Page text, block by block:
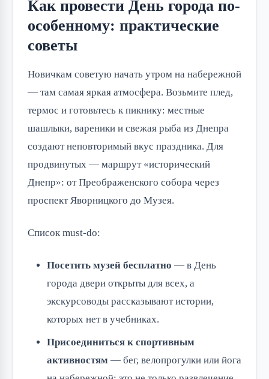
Как провести День города по-
особенному: практические
советы
Новичкам советую начать утром на набережной
— там самая яркая атмосфера. Возьмите плед,
термос и готовьтесь к пикнику: местные
шашлыки, вареники и свежая рыба из Днепра
создают неповторимый вкус праздника. Для
продвинутых — маршрут «исторический
Днепр»: от Преображенского собора через
проспект Яворницкого до Музея.
Список must-do:
Посетить музей бесплатно — в День
города двери открыты для всех, а
экскурсоводы рассказывают истории,
которых нет в учебниках.
Присоединиться к спортивным
активностям — бег, велопрогулки или йога